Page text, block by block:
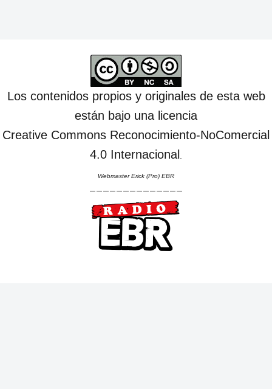
Los contenidos propios y originales de esta web
están bajo una licencia
Creative Commons Reconocimiento-NoComercial
4.0 Internacional
Webmaster Erick (Pro) EBR
--------------